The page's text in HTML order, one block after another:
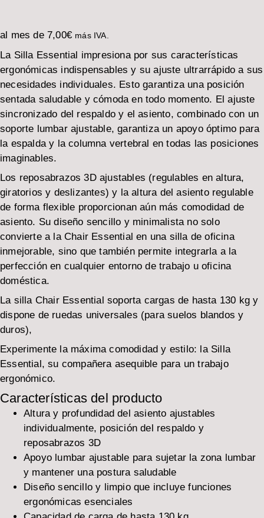
al mes de 7,00€ más IVA.
La Silla Essential impresiona por sus características
ergonómicas indispensables y su ajuste ultrarrápido a sus
necesidades individuales. Esto garantiza una posición
sentada saludable y cómoda en todo momento. El ajuste
sincronizado del respaldo y el asiento, combinado con un
soporte lumbar ajustable, garantiza un apoyo óptimo para
la espalda y la columna vertebral en todas las posiciones
imaginables.
Los reposabrazos 3D ajustables (regulables en altura,
giratorios y deslizantes) y la altura del asiento regulable
de forma flexible proporcionan aún más comodidad de
asiento. Su diseño sencillo y minimalista no solo
convierte a la Chair Essential en una silla de oficina
inmejorable, sino que también permite integrarla a la
perfección en cualquier entorno de trabajo u oficina
doméstica.
La silla Chair Essential soporta cargas de hasta 130 kg y
dispone de ruedas universales (para suelos blandos y
duros),
Experimente la máxima comodidad y estilo: la Silla
Essential, su compañera asequible para un trabajo
ergonómico.
Características del producto
Altura y profundidad del asiento ajustables
individualmente, posición del respaldo y
reposabrazos 3D
Apoyo lumbar ajustable para sujetar la zona lumbar
y mantener una postura saludable
Diseño sencillo y limpio que incluye funciones
ergonómicas esenciales